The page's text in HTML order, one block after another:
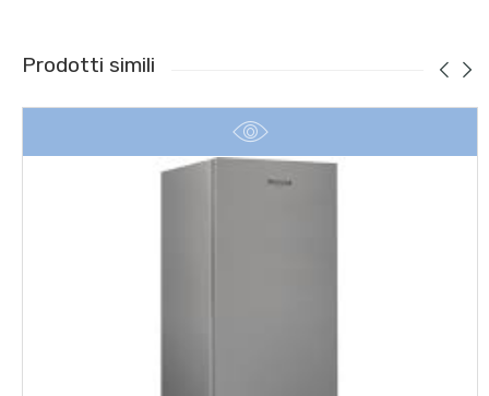
Prodotti simili